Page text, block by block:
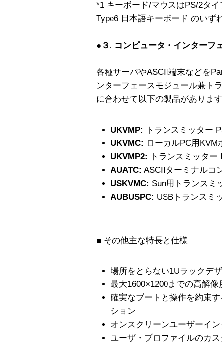
*1 キーボード/マウスはPS/2タ
Type6 日本語キーボード のいず
●３. コンピュータ・インターフ
各種サーバやASCII端末などを
ンターフェースモジュール兼ト
に合わせて以下の製品がありま
UKVMP:
トランスミッター
UKVMC: ローカルPC用
UKVMP2:
トランスミッター
AUATC: ASCIIターミナルコ
USKVMC: Sun用トランスミ
AUBUSPC: USBトランスミ
■ その他主な特長と仕様
場所をとらない1Uラックデ
最大1600×1200までの高解
確実なブートと操作を約束
ション
オンスクリーンユーザーイ
ユーザ・プロファイルのカ